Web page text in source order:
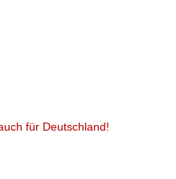
für Deutschland!